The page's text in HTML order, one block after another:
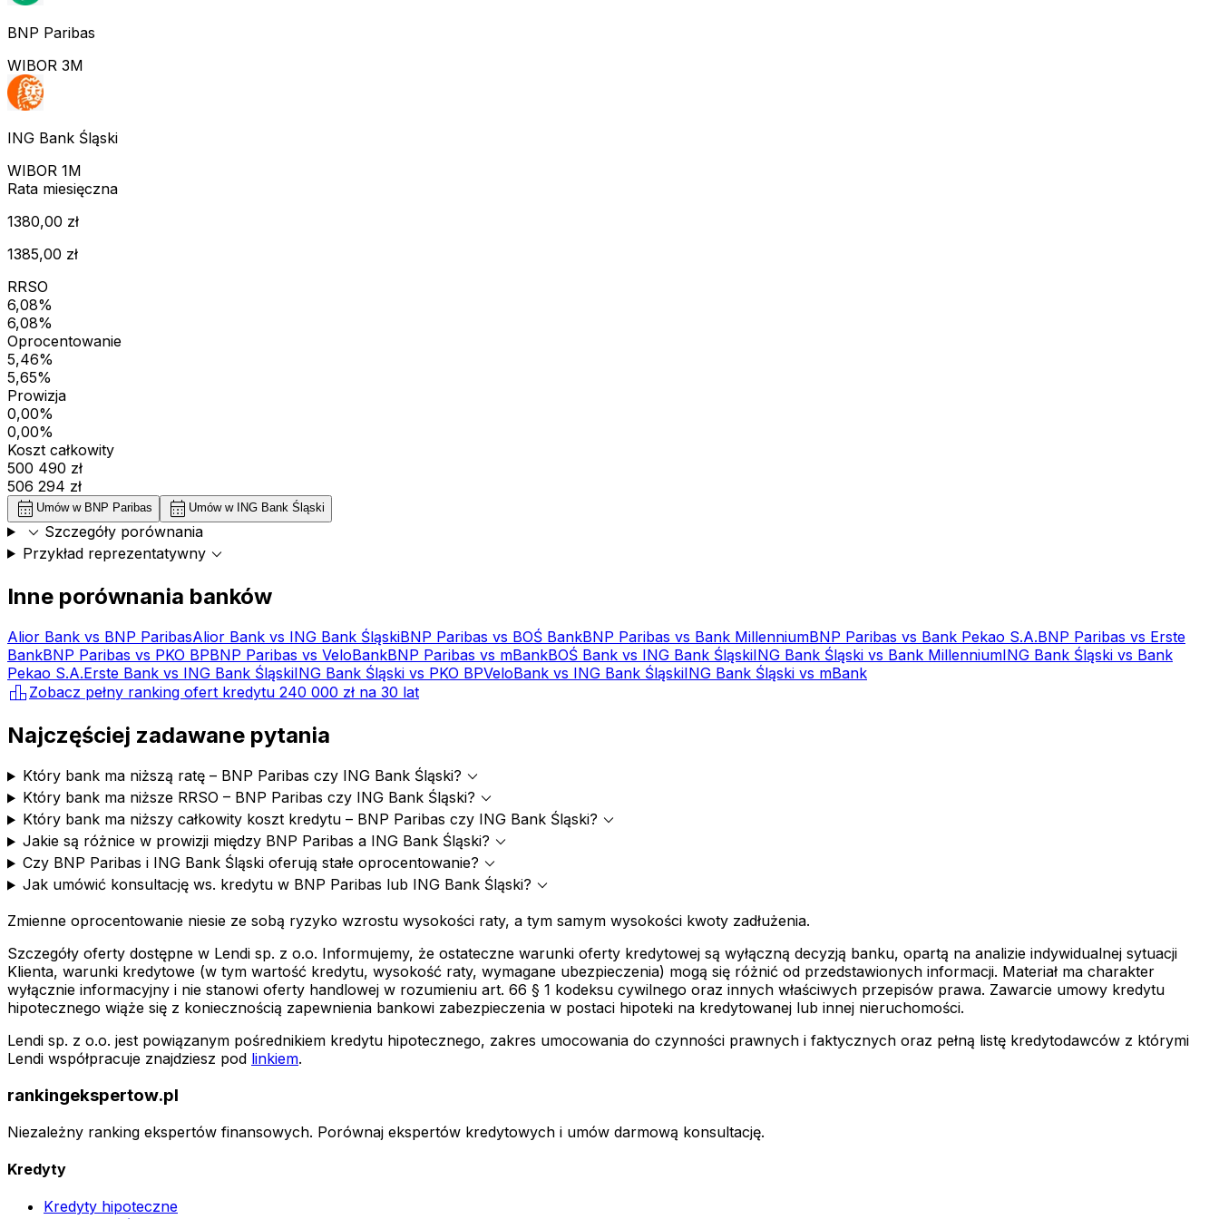
BNP Paribas
WIBOR 3M
ING Bank Śląski
WIBOR 1M
Rata miesięczna
1380,00 zł
1385,00 zł
RRSO
6,08%
6,08%
Oprocentowanie
5,46%
5,65%
Prowizja
0,00%
0,00%
Koszt całkowity
500 490 zł
506 294 zł
calendar_month Umów w BNP Paribas calendar_month Umów w ING Bank Śląski
expand_more Szczegóły porównania
Przykład reprezentatywnyexpand_more
Inne porównania banków
Alior Bank vs BNP ParibasAlior Bank vs ING Bank ŚląskiBNP Paribas vs BOŚ BankBNP Paribas vs Bank MillenniumBNP Paribas vs Bank Pekao S.A.BNP Paribas vs Erste
BankBNP Paribas vs PKO BPBNP Paribas vs VeloBankBNP Paribas vs mBankBOŚ Bank vs ING Bank ŚląskiING Bank Śląski vs Bank MillenniumING Bank Śląski vs Bank
Pekao S.A.Erste Bank vs ING Bank ŚląskiING Bank Śląski vs PKO BPVeloBank vs ING Bank ŚląskiING Bank Śląski vs mBank
leaderboard Zobacz pełny ranking ofert kredytu 240 000 zł na 30 lat
Najczęściej zadawane pytania
Który bank ma niższą ratę – BNP Paribas czy ING Bank Śląski? expand_more
Który bank ma niższe RRSO – BNP Paribas czy ING Bank Śląski? expand_more
Który bank ma niższy całkowity koszt kredytu – BNP Paribas czy ING Bank Śląski? expand_more
Jakie są różnice w prowizji między BNP Paribas a ING Bank Śląski? expand_more
Czy BNP Paribas i ING Bank Śląski oferują stałe oprocentowanie? expand_more
Jak umówić konsultację ws. kredytu w BNP Paribas lub ING Bank Śląski? expand_more
Zmienne oprocentowanie niesie ze sobą ryzyko wzrostu wysokości raty, a tym samym wysokości kwoty zadłużenia.
Szczegóły oferty dostępne w Lendi sp. z o.o. Informujemy, że ostateczne warunki oferty kredytowej są wyłączną decyzją banku, opartą na analizie indywidualnej sytuacji
Klienta, warunki kredytowe (w tym wartość kredytu, wysokość raty, wymagane ubezpieczenia) mogą się różnić od przedstawionych informacji. Materiał ma charakter
wyłącznie informacyjny i nie stanowi oferty handlowej w rozumieniu art. 66 § 1 kodeksu cywilnego oraz innych właściwych przepisów prawa. Zawarcie umowy kredytu
hipotecznego wiąże się z koniecznością zapewnienia bankowi zabezpieczenia w postaci hipoteki na kredytowanej lub innej nieruchomości.
Lendi sp. z o.o. jest powiązanym pośrednikiem kredytu hipotecznego, zakres umocowania do czynności prawnych i faktycznych oraz pełną listę kredytodawców z którymi
Lendi współpracuje znajdziesz pod linkiem.
rankingekspertow.pl
Niezależny ranking ekspertów finansowych. Porównaj ekspertów kredytowych i umów darmową konsultację.
Kredyty
Kredyty hipoteczne